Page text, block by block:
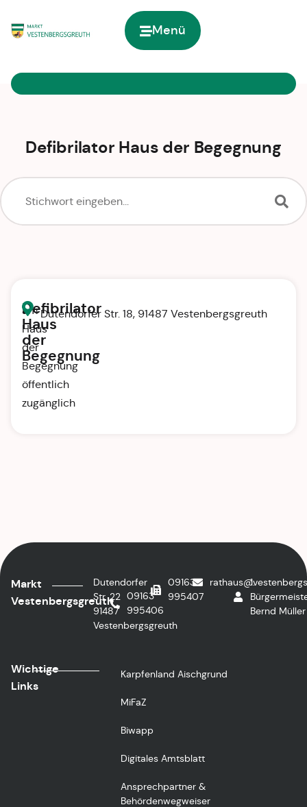
Menü
Defibrilator Haus der Begegnung
Defibrilator
Haus
der
Begegnung
am
Haus
der
Begegnung
öffentlich
zugänglich
Dutendorfer Str. 18, 91487 Vestenbergsgreuth
Markt
Vestenbergsgreuth
Dutendorfer
Str. 22
91487
Vestenbergsgreuth
09163
995406
09163
995407
1.
Bernd Müller
Wichtige
Links
Karpfenland Aischgrund
MiFaZ
Biwapp
Digitales Amtsblatt
Ansprechpartner &
Behördenwegweiser